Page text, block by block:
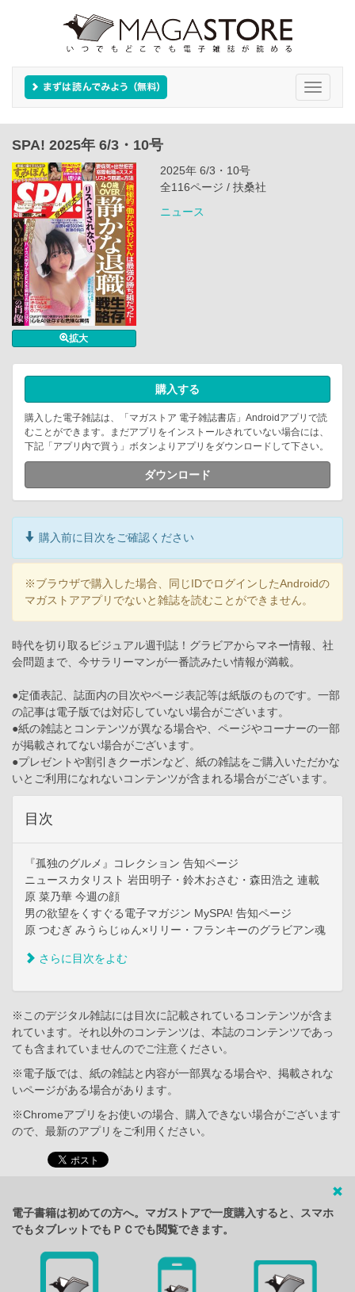
Toggle
SPA! 2025年 6/3・10号
拡大
2025年 6/3・10号
全116ページ / 扶桑社
ニュース
購入する
購入した電子雑誌は、「マガストア 電子雑誌書店」Androidアプリで読
むことができます。まだアプリをインストールされていない場合には、
下記「アプリ内で買う」ボタンよりアプリをダウンロードして下さい。
ダウンロード
購入前に目次をご確認ください
※ブラウザで購入した場合、同じIDでログインしたAndroidの
マガストアアプリでないと雑誌を読むことができません。
時代を切り取るビジュアル週刊誌！グラビアからマネー情報、社
会問題まで、今サラリーマンが一番読みたい情報が満載。
●定価表記、誌面内の目次やページ表記等は紙版のものです。一部
の記事は電子版では対応していない場合がございます。
●紙の雑誌とコンテンツが異なる場合や、ページやコーナーの一部
が掲載されてない場合がございます。
●プレゼントや割引きクーポンなど、紙の雑誌をご購入いただかな
いとご利用になれないコンテンツが含まれる場合がございます。
目次
『孤独のグルメ』コレクション 告知ページ
ニュースカタリスト 岩田明子・鈴木おさむ・森田浩之 連載
原 菜乃華 今週の顔
男の欲望をくすぐる電子マガジン MySPA! 告知ページ
原 つむぎ みうらじゅん×リリー・フランキーのグラビアン魂
さらに目次をよむ
※このデジタル雑誌には目次に記載されているコンテンツが含ま
れています。それ以外のコンテンツは、本誌のコンテンツであっ
ても含まれていませんのでご注意ください。
※電子版では、紙の雑誌と内容が一部異なる場合や、掲載されな
いページがある場合があります。
※Chromeアプリをお使いの場合、購入できない場合がございます
ので、最新のアプリをご利用ください。
電子書籍は初めての方へ。マガストアで一度購入すると、スマホ
でもタブレットでもＰＣでも閲覧できます。